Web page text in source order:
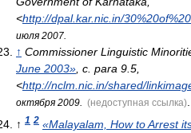
<http://dpal.kar.nic.in/
июля 2007.
↑ Commissioner Linguistic
June 2003» , с. para 9.5
<http://nclm.nic.in/shared/
октября 2009.
(недоступная ссылка)
↑ 1 2 «Malayalam, How to Arrest